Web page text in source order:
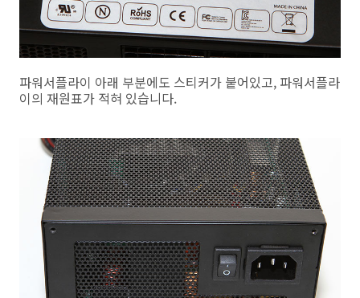
파워서플라이 아래 부분에도 스티커가 붙어있고, 파워서플라
이의 재원표가 적혀 있습니다.